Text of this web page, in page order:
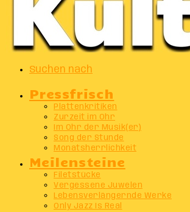
Suchen nach
Pressfrisch
Plattenkritiken
Zurzeit im Ohr
Im Ohr der Musik(er)
Song der Stunde
Monatsherrlichkeit
Meilensteine
Filetstücke
Vergessene Juwelen
Lebensverlängernde Werke
Only Jazz Is Real